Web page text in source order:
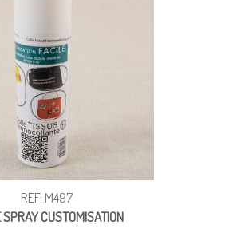
REF: M497
SPRAY CUSTOMISATION